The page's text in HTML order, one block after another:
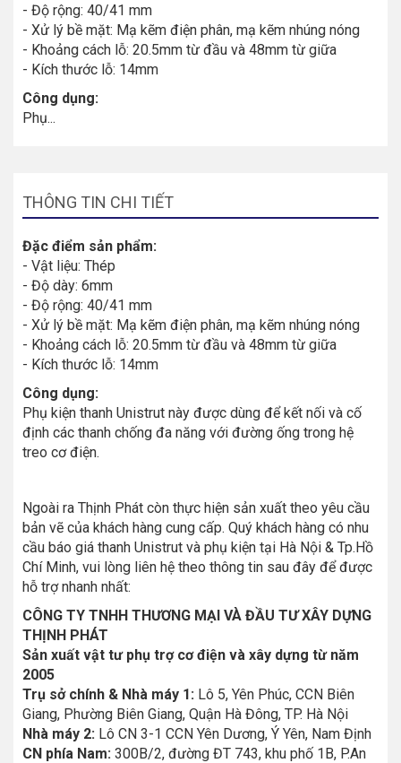
- Độ rộng: 40/41 mm
- Xử lý bề mặt: Mạ kẽm điện phân, mạ kẽm nhúng nóng
- Khoảng cách lỗ: 20.5mm từ đầu và 48mm từ giữa
- Kích thước lỗ: 14mm
Công dụng:
Phụ...
THÔNG TIN CHI TIẾT
Đặc điểm sản phẩm:
- Vật liệu: Thép
- Độ dày: 6mm
- Độ rộng: 40/41 mm
- Xử lý bề mặt: Mạ kẽm điện phân, mạ kẽm nhúng nóng
- Khoảng cách lỗ: 20.5mm từ đầu và 48mm từ giữa
- Kích thước lỗ: 14mm
Công dụng:
Phụ kiện thanh Unistrut này được dùng để kết nối và cố
định các thanh chống đa năng với đường ống trong hệ
treo cơ điện.
Ngoài ra Thịnh Phát còn thực hiện sản xuất theo yêu cầu
bản vẽ của khách hàng cung cấp. Quý khách hàng có nhu
cầu báo giá thanh Unistrut và phụ kiện tại Hà Nội & Tp.Hồ
Chí Minh, vui lòng liên hệ theo thông tin sau đây để được
hỗ trợ nhanh nhất:
CÔNG TY TNHH THƯƠNG MẠI VÀ ĐẦU TƯ XÂY DỰNG
THỊNH PHÁT
Sản xuất vật tư phụ trợ cơ điện và xây dựng từ năm
2005
Trụ sở chính & Nhà máy 1: Lô 5, Yên Phúc, CCN Biên
Giang, Phường Biên Giang, Quận Hà Đông, TP. Hà Nội
Nhà máy 2: Lô CN 3-1 CCN Yên Dương, Ý Yên, Nam Định
CN phía Nam: 300B/2, đường ĐT 743, khu phố 1B, P.An